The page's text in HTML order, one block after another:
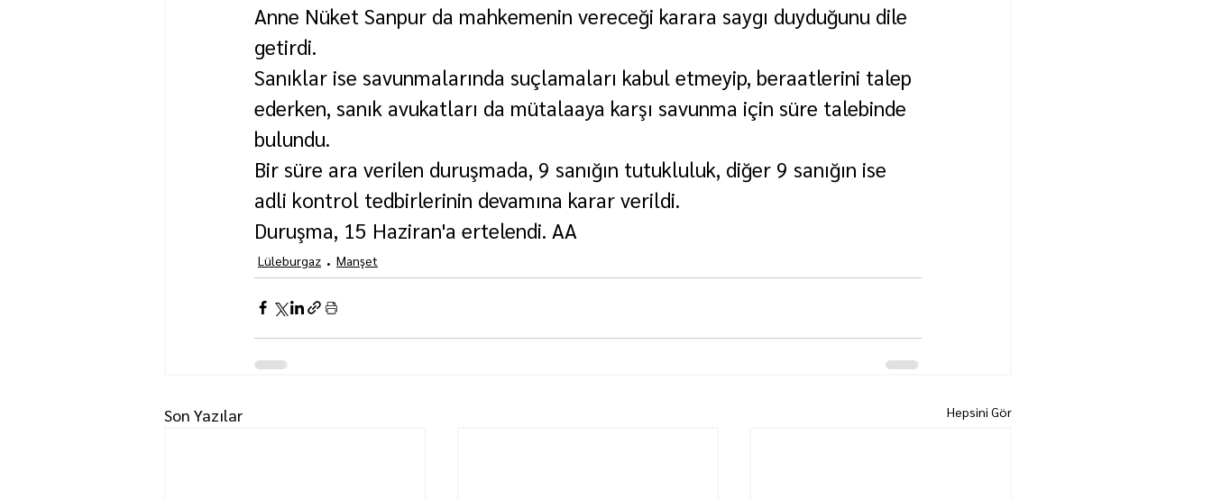
Anne Nüket Sanpur da mahkemenin vereceği karara saygı duyduğunu dile
getirdi.
Sanıklar ise savunmalarında suçlamaları kabul etmeyip, beraatlerini talep
ederken, sanık avukatları da mütalaaya karşı savunma için süre talebinde
bulundu.
Bir süre ara verilen duruşmada, 9 sanığın tutukluluk, diğer 9 sanığın ise
adli kontrol tedbirlerinin devamına karar verildi.
Duruşma, 15 Haziran'a ertelendi. AA
Lüleburgaz Manşet
Son Yazılar Hepsini Gör